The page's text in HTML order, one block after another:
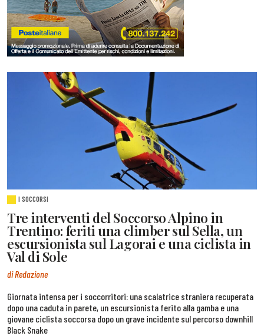
I SOCCORSI
Tre interventi del Soccorso Alpino in
Trentino: feriti una climber sul Sella, un
escursionista sul Lagorai e una ciclista in
Val di Sole
di Redazione
Giornata intensa per i soccorritori: una scalatrice straniera recuperata
dopo una caduta in parete, un escursionista ferito alla gamba e una
giovane ciclista soccorsa dopo un grave incidente sul percorso downhill
Black Snake